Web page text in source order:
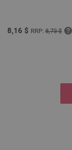
8,16 $ RRP: 8,73 $